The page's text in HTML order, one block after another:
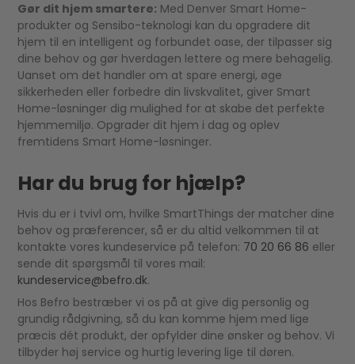
Gør dit hjem smartere: Med Denver Smart Home-
produkter og Sensibo-teknologi kan du opgradere dit
hjem til en intelligent og forbundet oase, der tilpasser sig
dine behov og gør hverdagen lettere og mere behagelig.
Uanset om det handler om at spare energi, øge
sikkerheden eller forbedre din livskvalitet, giver Smart
Home-løsninger dig mulighed for at skabe det perfekte
hjemmemiljø. Opgrader dit hjem i dag og oplev
fremtidens Smart Home-løsninger.
Har du brug for hjælp?
Hvis du er i tvivl om, hvilke SmartThings der matcher dine
behov og præferencer, så er du altid velkommen til at
kontakte vores kundeservice på telefon: 70 20 66 86 eller
sende dit spørgsmål til vores mail:
kundeservice@befro.dk.
Hos Befro bestræber vi os på at give dig personlig og
grundig rådgivning, så du kan komme hjem med lige
præcis dét produkt, der opfylder dine ønsker og behov. Vi
tilbyder høj service og hurtig levering lige til døren.